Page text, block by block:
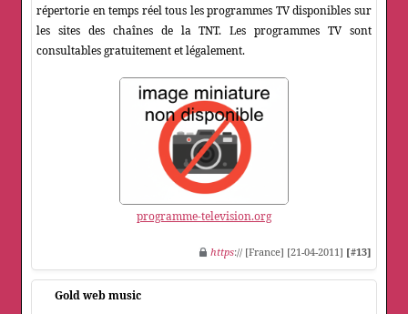
répertorie en temps réel tous les programmes TV disponibles sur
les sites des chaînes de la TNT. Les programmes TV sont
consultables gratuitement et légalement.
programme-television.org
https:// [France] [21-04-2011] [#13]
Gold web music